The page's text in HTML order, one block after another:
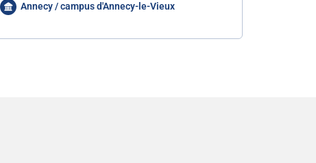
Annecy / campus d'Annecy-le-Vieux